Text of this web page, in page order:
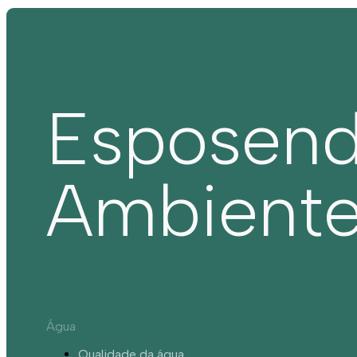
Água
Qualidade da água